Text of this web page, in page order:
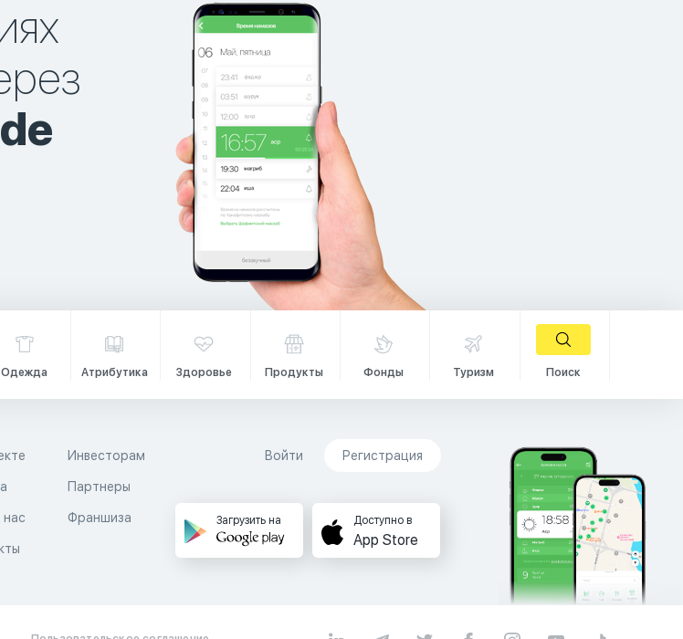
Одежда Атрибутика Здоровье Продукты Фонды Туризм Поиск
Инвесторам
Партнеры
Франшиза
Войти Регистрация
Загрузить на Доступно в
App Store